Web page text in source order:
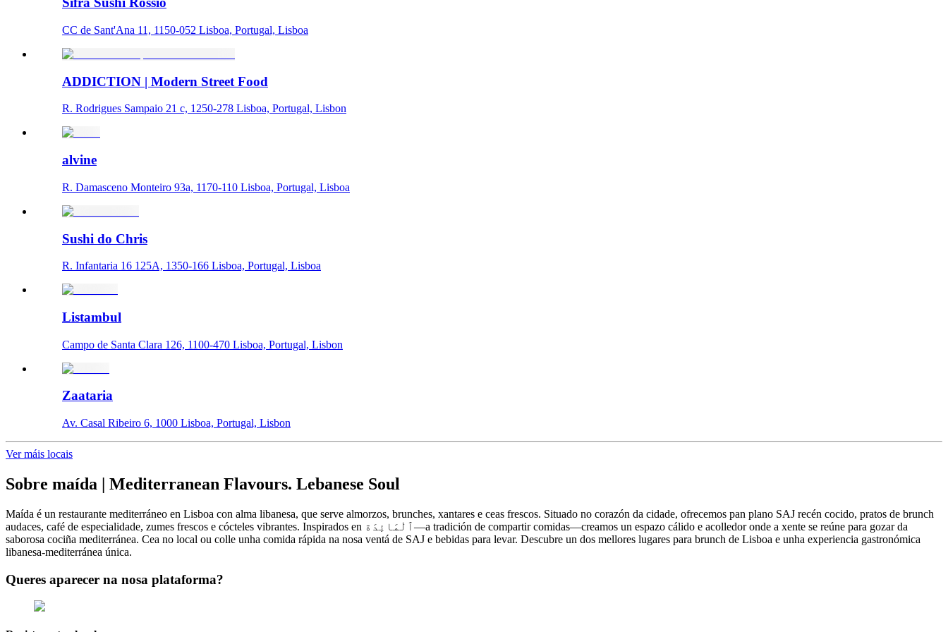
CC de Sant'Ana 11, 1150-052 Lisboa, Portugal, Lisboa
ADDICTION | Modern Street Food
R. Rodrigues Sampaio 21 c, 1250-278 Lisboa, Portugal, Lisbon
alvine
R. Damasceno Monteiro 93a, 1170-110 Lisboa, Portugal, Lisboa
Sushi do Chris
R. Infantaria 16 125A, 1350-166 Lisboa, Portugal, Lisboa
Listambul
Campo de Santa Clara 126, 1100-470 Lisboa, Portugal, Lisbon
Zaataria
Av. Casal Ribeiro 6, 1000 Lisboa, Portugal, Lisbon
Ver máis locais
Sobre maída | Mediterranean Flavours. Lebanese Soul
Maída é un restaurante mediterráneo en Lisboa con alma libanesa, que serve almorzos, brunches, xantares e ceas frescos. Situado no corazón da cidade, ofrecemos pan plano SAJ recén cocido, pratos de brunch
audaces, café de especialidade, zumes frescos e cócteles vibrantes. Inspirados en ٱلْمَائِدَة—a tradición de compartir comidas—creamos un espazo cálido e acolledor onde a xente se reúne para gozar da
saborosa cociña mediterránea. Cea no local ou colle unha comida rápida na nosa ventá de SAJ e bebidas para levar. Descubre un dos mellores lugares para brunch de Lisboa e unha experiencia gastronómica
libanesa-mediterránea única.
Queres aparecer na nosa plataforma?